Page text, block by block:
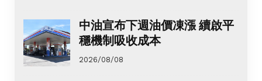
中油宣布下週油價凍漲 續啟平
穩機制吸收成本
2026/08/08